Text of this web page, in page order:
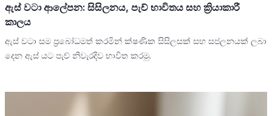
ඇස් වටා ආලේපන: සිසිලනය, පැච් භාවිතය සහ ක්‍රියාකාරී
කාලය
ඇස් වටා සම ප්‍රබෝධමත් කරමින් ක්ෂණික සිසිලසක් සහ සජලනයක් ලබා
දෙන ඇස් යට පැච් නිවැරදිව භාවිත කරමු.